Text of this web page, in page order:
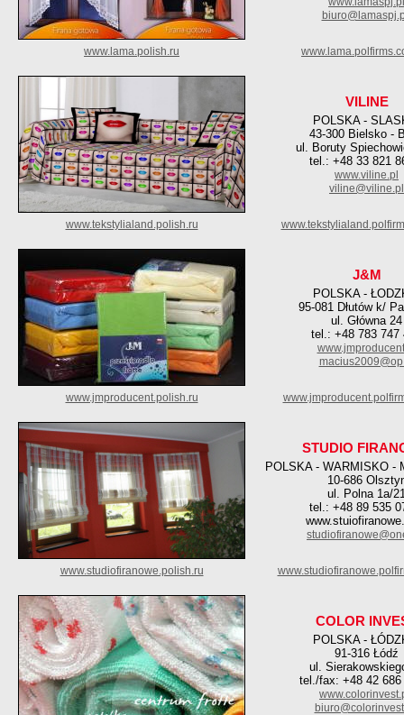
www.lama.polish.ru
VILINE
POLSKA -
43-300 Bielsko -
ul. Boruty
tel.: +48 33 821
www.viline.pl
viline@viline.pl
www.tekstylialand.polish.ru
J&M
POLSKA -
95-081 Dłutów k/
ul. Główna 24
tel.: +48 783 747
www.jmproducent.polish.ru
STUDIO
POLSKA - WARMISKO -
10-686
ul. Polna 1a/
tel.: +48 89 535
www.studiofiranowe.polish.ru
COLOR
POLSKA -
91-316 Łódź
ul.
tel./fax: +48 42 686